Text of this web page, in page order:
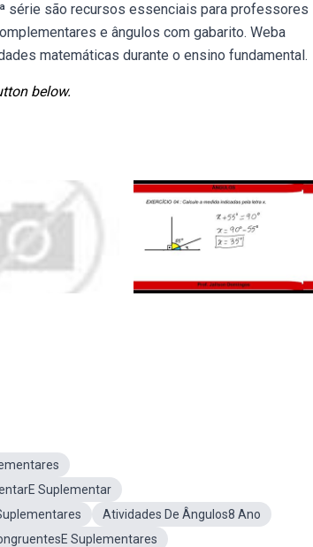
série são recursos essenciais para professores
e ângulos com gabarito. Weba
matemáticas durante o ensino fundamental.
below.
Suplementar
Atividades De Ângulos8 Ano
Suplementares